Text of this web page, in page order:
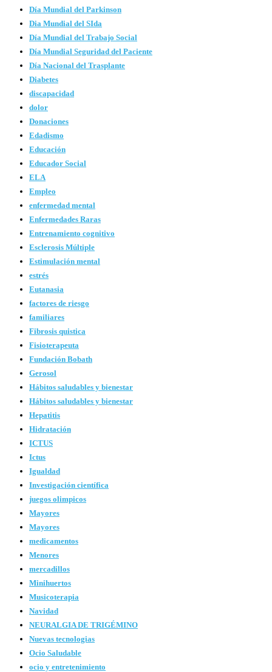
Día Mundial del Parkinson
Dia Mundial del SIda
Día Mundial del Trabajo Social
Día Mundial Seguridad del Paciente
Día Nacional del Trasplante
Diabetes
discapacidad
dolor
Donaciones
Edadismo
Educación
Educador Social
ELA
Empleo
enfermedad mental
Enfermedades Raras
Entrenamiento cognitivo
Esclerosis Múltiple
Estimulación mental
estrés
Eutanasia
factores de riesgo
familiares
Fibrosis quistica
Fisioterapeuta
Fundación Bobath
Gerosol
Hábitos saludables y bienestar
Hábitos saludables y bienestar
Hepatitis
Hidratación
ICTUS
Ictus
Igualdad
Investigación científica
juegos olimpicos
Mayores
Mayores
medicamentos
Menores
mercadillos
Minihuertos
Musicoterapia
Navidad
NEURALGIA DE TRIGÉMINO
Nuevas tecnologias
Ocio Saludable
ocio y entretenimiento